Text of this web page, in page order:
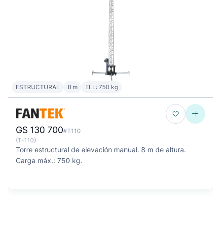
ESTRUCTURAL 8 m ELL: 750 kg
GS 130 700#T110
(T-110)
Torre estructural de elevación manual. 8 m de altura.
Carga máx.: 750 kg.